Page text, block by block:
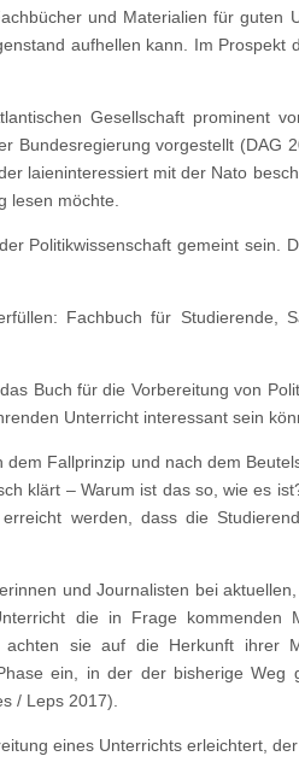
und Materialien für guten
aufhellen kann. Im Prospekt
Gesellschaft prominent
Bundesregierung vorgestellt (DAG
laieninteressiert mit der Nato
lesen möchte.
Politikwissenschaft gemeint sein.
Fachbuch für Studierende,
Buch für die Vorbereitung von
Unterricht interessant sein
Fallprinzip und nach dem
klärt – Warum ist das so, wie es
werden, dass die
und Journalisten bei
die in Frage kommenden
achten sie auf die Herkunft ihrer
ein, in der der bisherige Weg
/ Leps 2017).
eines Unterrichts erleichtert,